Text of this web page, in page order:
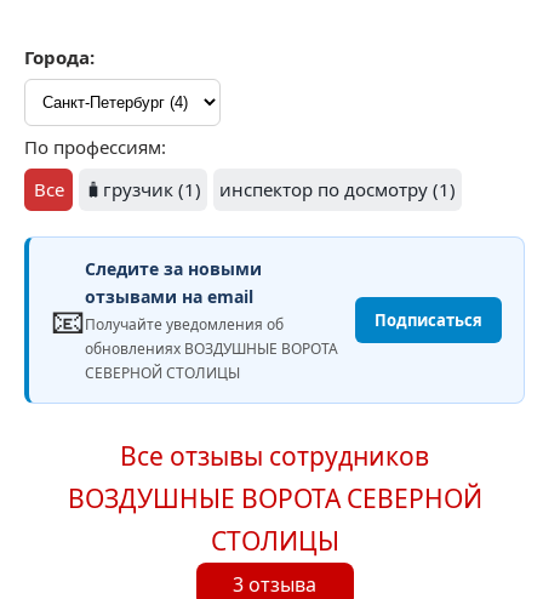
Города:
По профессиям:
Все
🧳грузчик (1) инспектор по досмотру (1)
📧
Следите за новыми
отзывами на email
Получайте уведомления об
обновлениях ВОЗДУШНЫЕ ВОРОТА
СЕВЕРНОЙ СТОЛИЦЫ
Подписаться
Все отзывы сотрудников
ВОЗДУШНЫЕ ВОРОТА СЕВЕРНОЙ
СТОЛИЦЫ
3 отзыва